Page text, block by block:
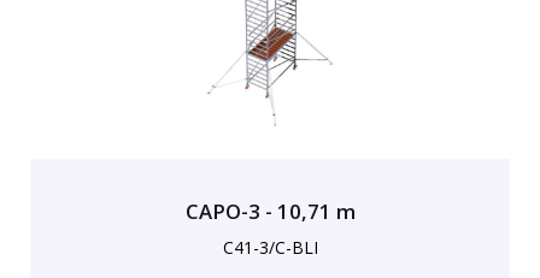
CAPO-3 - 10,71 m
C41-3/C-BLI